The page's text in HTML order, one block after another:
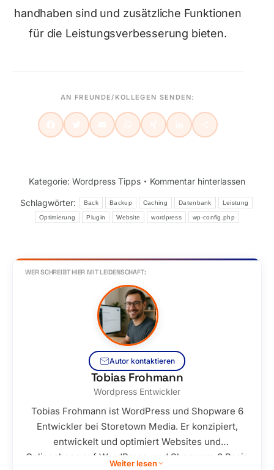
handhaben sind und zusätzliche Funktionen
für die Leistungsverbesserung bieten.
AN FREUNDE/KOLLEGEN SENDEN:
Kategorie: Wordpress Tipps Kommentar hinterlassen
Schlagwörter: Back Backup Caching Datenbank Leistung
Optimierung Plugin Website wordpress wp-config.php
WER SCHREIBT HIER MIT LEIDENSCHAFT:
Autor kontaktieren
Tobias Frohmann
Wordpress Entwickler
Tobias Frohmann ist WordPress und Shopware 6
Entwickler bei Storetown Media. Er konzipiert,
entwickelt und optimiert Websites und
Onlineshops auf WordPress-und Shopware 6 Basis
Weiter lesen